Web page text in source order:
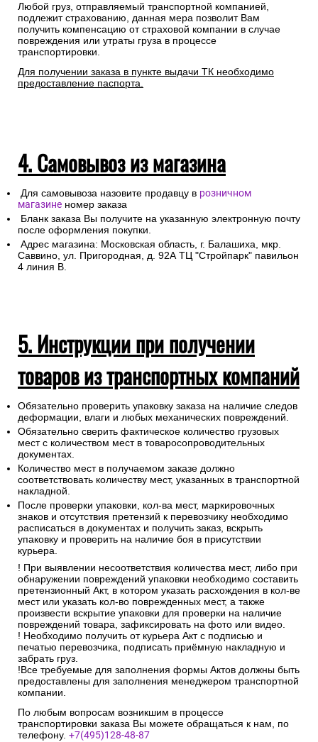
Любой груз, отправляемый транспортной компанией,
подлежит страхованию, данная мера позволит Вам
получить компенсацию от страховой компании в случае
повреждения или утраты груза в процессе
транспортировки.
Для получении заказа в пункте выдачи ТК необходимо
предоставление паспорта.
4. Самовывоз из магазина
Для самовывоза назовите продавцу в розничном
магазине номер заказа
Бланк заказа Вы получите на указанную электронную почту
после оформления покупки.
Адрес магазина: Московская область, г. Балашиха, мкр.
Саввино, ул. Пригородная, д. 92А ТЦ "Стройпарк" павильон
4 линия В.
5. Инструкции при получении
товаров из транспортных компаний
Обязательно проверить упаковку заказа на наличие следов
деформации, влаги и любых механических повреждений.
Обязательно сверить фактическое количество грузовых
мест с количеством мест в товаросопроводительных
документах.
Количество мест в получаемом заказе должно
соответствовать количеству мест, указанных в транспортной
накладной.
После проверки упаковки, кол-ва мест, маркировочных
знаков и отсутствия претензий к перевозчику необходимо
расписаться в документах и получить заказ, вскрыть
упаковку и проверить на наличие боя в присутствии
курьера.
! При выявлении несоответствия количества мест, либо при
обнаружении повреждений упаковки необходимо составить
претензионный Акт, в котором указать расхождения в кол-ве
мест или указать кол-во поврежденных мест, а также
произвести вскрытие упаковки для проверки на наличие
повреждений товара, зафиксировать на фото или видео.
! Необходимо получить от курьера Акт с подписью и
печатью перевозчика, подписать приёмную накладную и
забрать груз.
!Все требуемые для заполнения формы Актов должны быть
предоставлены для заполнения менеджером транспортной
компании.
По любым вопросам возникшим в процессе
транспортировки заказа Вы можете обращаться к нам, по
телефону. +7(495)128-48-87